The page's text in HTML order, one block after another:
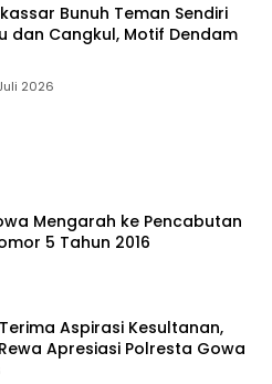
Bunuh Teman Sendiri
dan Cangkul, Motif Dendam
2026
Mengarah ke Pencabutan
5 Tahun 2016
Terima Aspirasi Kesultanan,
Apresiasi Polresta Gowa